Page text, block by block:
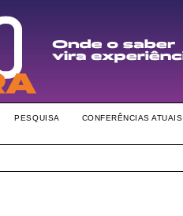
PESQUISA CONFERÊNCIAS ATUAIS